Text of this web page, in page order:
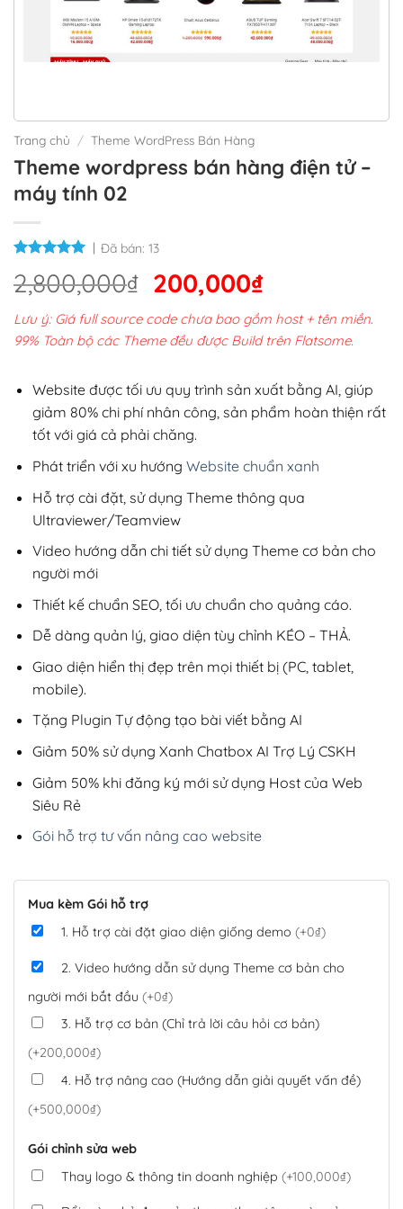
Trang chủ / Theme WordPress Bán Hàng
Theme wordpress bán hàng điện tử –
máy tính 02
Đã bán: 13
2,800,000₫ Giá
gốc
là:
2,800,000₫.
200,000₫Giá
hiện
tại
200,000₫.
Lưu ý: Giá full source code chưa bao gồm host + tên miền.
99% Toàn bộ các Theme đều được Build trên Flatsome.
Website được tối ưu quy trình sản xuất bằng AI, giúp
giảm 80% chi phí nhân công, sản phẩm hoàn thiện rất
tốt với giá cả phải chăng.
Phát triển với xu hướng Website chuẩn xanh
Hỗ trợ cài đặt, sử dụng Theme thông qua
Ultraviewer/Teamview
Video hướng dẫn chi tiết sử dụng Theme cơ bản cho
người mới
Thiết kế chuẩn SEO, tối ưu chuẩn cho quảng cáo.
Dễ dàng quản lý, giao diện tùy chỉnh KÉO – THẢ.
Giao diện hiển thị đẹp trên mọi thiết bị (PC, tablet,
mobile).
Tặng Plugin Tự động tạo bài viết bằng AI
Giảm 50% sử dụng Xanh Chatbox AI Trợ Lý CSKH
Giảm 50% khi đăng ký mới sử dụng Host của Web
Siêu Rẻ
Gói hỗ trợ tư vấn nâng cao website
Mua kèm Gói hỗ trợ
1. Hỗ trợ cài đặt giao diện giống demo (+0₫)
2. Video hướng dẫn sử dụng Theme cơ bản cho
người mới bắt đầu (+0₫)
3. Hỗ trợ cơ bản (Chỉ trả lời câu hỏi cơ bản)
(+200,000₫)
4. Hỗ trợ nâng cao (Hướng dẫn giải quyết vấn đề)
(+500,000₫)
Gói chỉnh sửa web
Thay logo & thông tin doanh nghiệp (+100,000₫)